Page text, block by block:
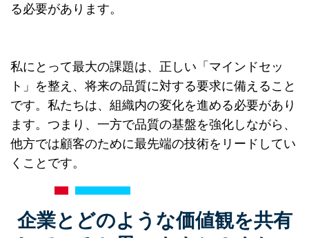
る必要があります。
私にとって最大の課題は、正しい「マインドセッ
ト」を整え、将来の品質に対する要求に備えること
です。私たちは、組織内の変化を進める必要があり
ます。つまり、一方で品質の基盤を強化しながら、
他方では顧客のために最先端の技術をリードしてい
くことです。
企業とどのような価値観を共有